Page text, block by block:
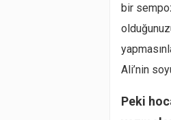
bir
Ali’nin
Peki